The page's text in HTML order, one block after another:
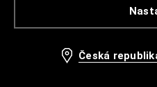
Česká